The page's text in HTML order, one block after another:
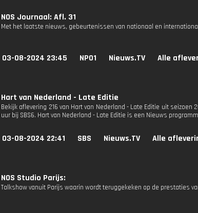
NOS Journaal: Afl. 31
Met het laatste nieuws, gebeurtenissen van nationaal en
03-08-2024 23:45 NPO1 Nieuws.TV Alle
Hart van Nederland - Late Editie
Bekijk aflevering 216 van Hart van Nederland - Late Editie uit
uur bij SBS6. Hart van Nederland - Late Editie is een Nieuws
03-08-2024 22:41 SBS Nieuws.TV Alle
NOS Studio Parijs:
Talkshow vanuit Parijs waarin wordt teruggekeken op de prestaties